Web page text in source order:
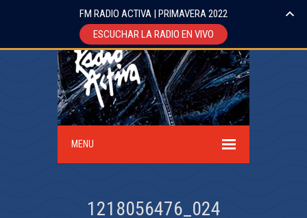
MENU
1218056476_024
FM RADIO ACTIVA | PRIMAVERA 2022
ESCUCHAR LA RADIO EN VIVO